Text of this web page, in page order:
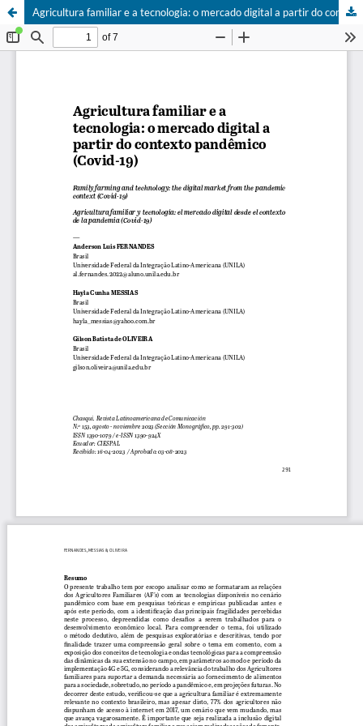
Agricultura familiar e a tecnologia: o mercado digital a partir do contexto pandêmico (Covid-19)